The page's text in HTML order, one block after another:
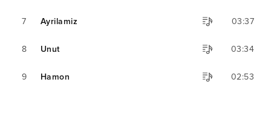
7 Ayrilamiz 03:37
8 Unut 03:34
9 Hamon 02:53